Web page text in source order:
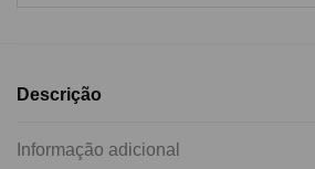
Descrição
Informação adicional